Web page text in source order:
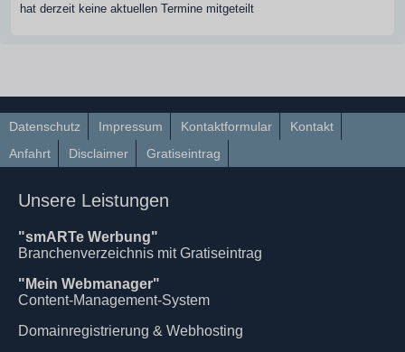
hat derzeit keine aktuellen Termine mitgeteilt
Datenschutz Impressum Kontaktformular
Kontakt
Anfahrt
Disclaimer Gratiseintrag
Unsere Leistungen
"smARTe Werbung"
Branchenverzeichnis mit Gratiseintrag
"Mein Webmanager"
Content-Management-System
Domainregistrierung & Webhosting